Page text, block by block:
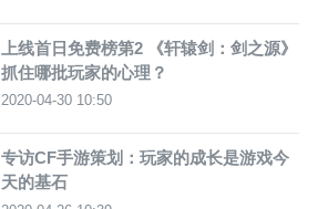
上线首日免费榜第2 《轩辕剑：剑之源》
抓住哪批玩家的心理？
2020-04-30 10:50
专访CF手游策划：玩家的成长是游戏今
天的基石